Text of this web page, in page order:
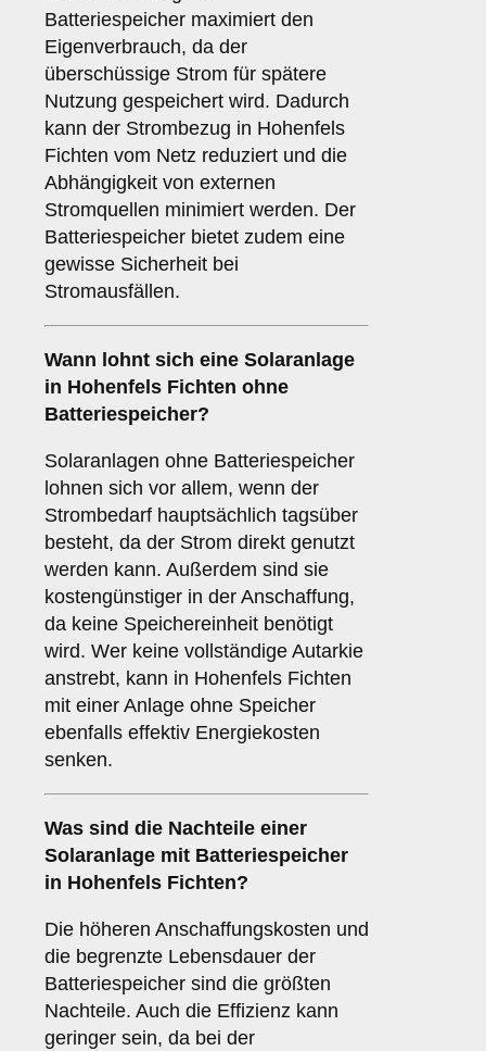
Batteriespeicher maximiert den
Eigenverbrauch, da der
überschüssige Strom für spätere
Nutzung gespeichert wird. Dadurch
kann der Strombezug in Hohenfels
Fichten vom Netz reduziert und die
Abhängigkeit von externen
Stromquellen minimiert werden. Der
Batteriespeicher bietet zudem eine
gewisse Sicherheit bei
Stromausfällen.
Wann lohnt sich eine Solaranlage
in Hohenfels Fichten ohne
Batteriespeicher?
Solaranlagen ohne Batteriespeicher
lohnen sich vor allem, wenn der
Strombedarf hauptsächlich tagsüber
besteht, da der Strom direkt genutzt
werden kann. Außerdem sind sie
kostengünstiger in der Anschaffung,
da keine Speichereinheit benötigt
wird. Wer keine vollständige Autarkie
anstrebt, kann in Hohenfels Fichten
mit einer Anlage ohne Speicher
ebenfalls effektiv Energiekosten
senken.
Was sind die Nachteile einer
Solaranlage mit Batteriespeicher
in Hohenfels Fichten?
Die höheren Anschaffungskosten und
die begrenzte Lebensdauer der
Batteriespeicher sind die größten
Nachteile. Auch die Effizienz kann
geringer sein, da bei der